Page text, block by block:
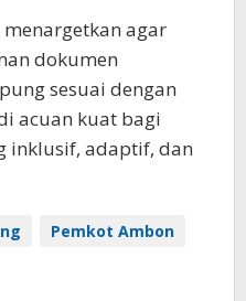
agar
dokumen
sesuai dengan
acuan kuat bagi
inklusif, adaptif, dan
Pemkot Ambon